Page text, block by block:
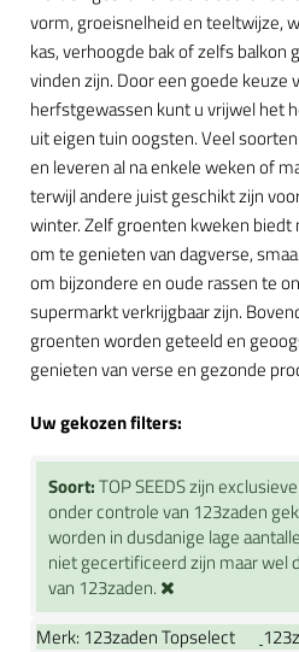
vorm, groeisnelheid en teeltwijze,
kas, verhoogde bak of zelfs balkon
vinden zijn. Door een goede keuze
herfstgewassen kunt u vrijwel het
uit eigen tuin oogsten. Veel
en leveren al na enkele weken of
terwijl andere juist geschikt zijn
winter. Zelf groenten kweken biedt
om te genieten van dagverse,
om bijzondere en oude rassen te
supermarkt verkrijgbaar zijn.
groenten worden geteeld en
genieten van verse en gezonde
Uw gekozen filters:
Soort:TOP SEEDS zijn
onder controle van 123zaden
worden in dusdanige lage
niet gecertificeerd zijn maar wel
van 123zaden.
Merk: 123zaden Topselect